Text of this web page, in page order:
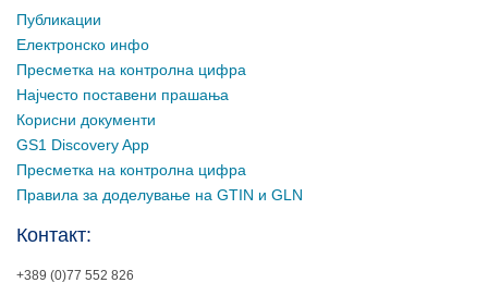
Публикации
Електронско инфо
Пресметка на контролна цифра
Најчесто поставени прашања
Корисни документи
GS1 Discovery App
Пресметка на контролна цифра
Правила за доделување на GTIN и GLN
Контакт:
+389 (0)77 552 826